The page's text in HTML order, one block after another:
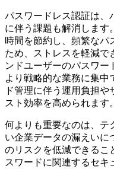
パスワードレス認証は、
に伴う課題も解消します
時間を節約し、頻繁なパ
ため、ストレスを軽減で
ンドユーザーのパスワー
より戦略的な業務に集中
ド管理に伴う運用負担
スト効率を高められます。
何よりも重要なのは、テ
い企業データの漏えいに
のリスクを低減できるこ
スワードに関連するセキ